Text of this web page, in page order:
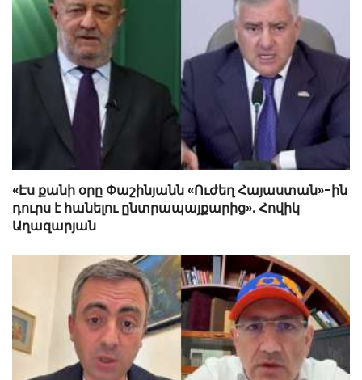
«Էս քանի օրը Փաշինյանն «Ուժեղ Հայաստան»-ին
դուրս է հանելու ընտրապայքարից». Հովիկ
Աղազարյան